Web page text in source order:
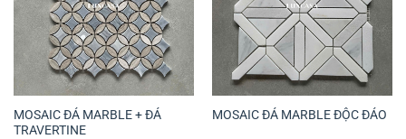
MOSAIC ĐÁ MARBLE + ĐÁ
TRAVERTINE
MOSAIC ĐÁ MARBLE ĐỘC ĐÁO